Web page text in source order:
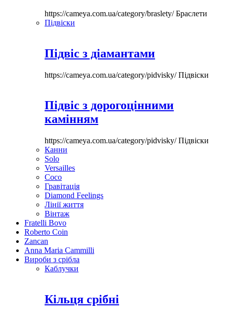
https://cameya.com.ua/category/braslety/Браслети
Підвіски
Підвіс з діамантами
https://cameya.com.ua/category/pidvisky/Підвіски
Підвіс з дорогоцінними
камінням
https://cameya.com.ua/category/pidvisky/Підвіски
Канни
Solo
Versailles
Coco
Гравітація
Diamond Feelings
Лінії життя
Вінтаж
Fratelli Bovo
Roberto Coin
Zancan
Anna Maria Cammilli
Вироби з срібла
Каблучки
Кільця срібні